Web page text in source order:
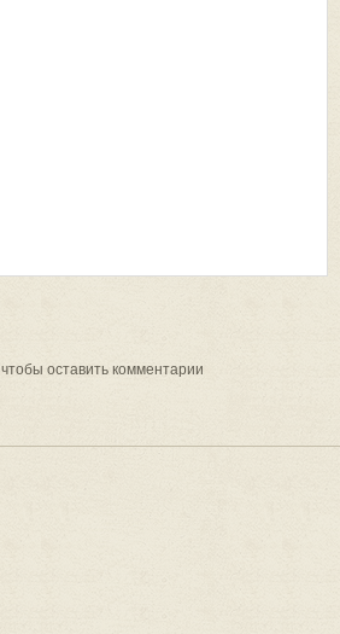
чтобы оставить комментарии